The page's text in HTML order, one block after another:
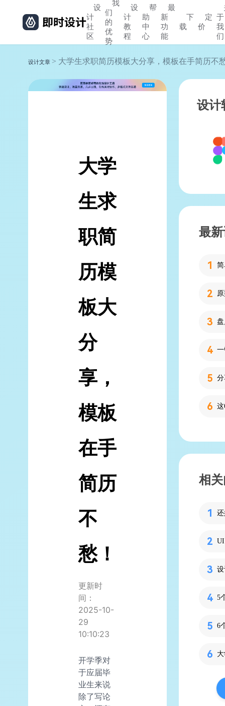
设
计
社
区
我
们
的
优
势
设
计
教
程
帮
助
中
心
最
新
功
能
下
载
定
价
于
我
们
设计文章 > 大学生求职简历模板大分享，模板在手简历不
大学
生求
职简
历模
板大
分
享，
模板
在手
简历
不
愁！
更新时
间：
2025-10-
29
10:10:23
开学季对
于应届毕
业生来说
除了写论
设计
最
相